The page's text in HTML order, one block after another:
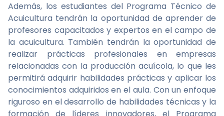
Además, los estudiantes del Programa Técnico de
Acuicultura tendrán la oportunidad de aprender de
profesores capacitados y expertos en el campo de
la acuicultura. También tendrán la oportunidad de
realizar prácticas profesionales en empresas
relacionadas con la producción acuícola, lo que les
permitirá adquirir habilidades prácticas y aplicar los
conocimientos adquiridos en el aula. Con un enfoque
riguroso en el desarrollo de habilidades técnicas y la